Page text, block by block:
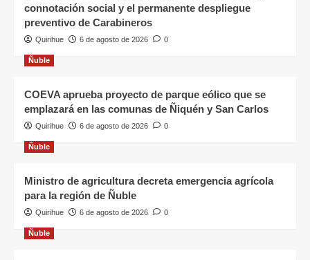
connotación social y el permanente despliegue
preventivo de Carabineros
Quirihue 6 de agosto de 2026 0
Ñuble
COEVA aprueba proyecto de parque eólico que se
emplazará en las comunas de Ñiquén y San Carlos
Quirihue 6 de agosto de 2026 0
Ñuble
Ministro de agricultura decreta emergencia agrícola
para la región de Ñuble
Quirihue 6 de agosto de 2026 0
Ñuble